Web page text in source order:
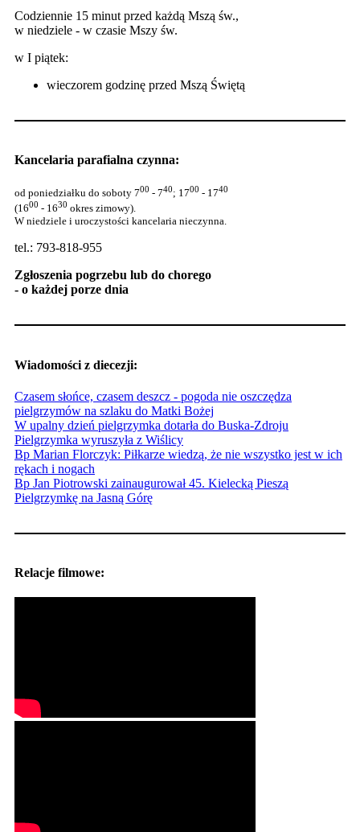
Codziennie 15 minut przed każdą Mszą św.,
w niedziele - w czasie Mszy św.
w I piątek:
wieczorem godzinę przed Mszą Świętą
Kancelaria parafialna czynna:
od poniedziałku do soboty 700 - 740; 1700 - 1740
(1600 - 1630 okres zimowy).
W niedziele i uroczystości kancelaria nieczynna.
tel.: 793-818-955
Zgłoszenia pogrzebu lub do chorego
- o każdej porze dnia
Wiadomości z diecezji:
Czasem słońce, czasem deszcz - pogoda nie oszczędza
pielgrzymów na szlaku do Matki Bożej
W upalny dzień pielgrzymka dotarła do Buska-Zdroju
Pielgrzymka wyruszyła z Wiślicy
Bp Marian Florczyk: Piłkarze wiedzą, że nie wszystko jest w ich
rękach i nogach
Bp Jan Piotrowski zainaugurował 45. Kielecką Pieszą
Pielgrzymkę na Jasną Górę
Relacje filmowe: